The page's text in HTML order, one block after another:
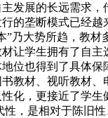
发展的长远需求，
的垄断模式已经越
”乃大势所趋，教材
让学生拥有了自主
位也得到了具体保
教材、视听教材、
化，更接近了学生
是相对于陈旧性